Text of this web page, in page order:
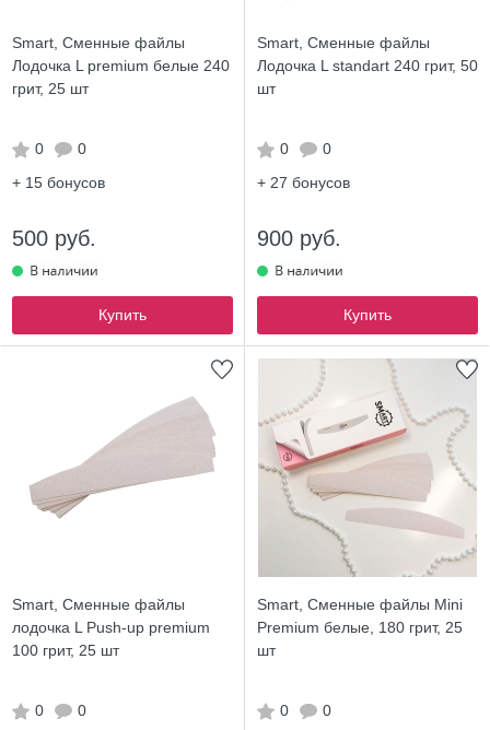
Smart, Сменные файлы
Лодочка L premium белые 240
грит, 25 шт
0
0
+ 15 бонусов
500 руб.
Купить
Smart, Сменные файлы
Лодочка L standart 240 грит, 50
шт
0
0
+ 27 бонусов
900 руб.
Купить
Smart, Сменные файлы
лодочка L Push-up premium
100 грит, 25 шт
0
0
Smart, Сменные файлы Mini
Premium белые, 180 грит, 25
шт
0
0